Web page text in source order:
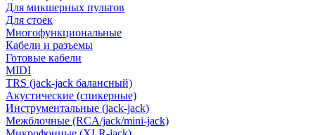
Для микшерных пультов
Для стоек
Многофункциональные
Кабели и разъемы
Готовые кабели
MIDI
TRS (jack-jack балансный)
Акустические (спикерные)
Инструментальные (jack-jack)
Межблочные (RCA/jack/mini-jack)